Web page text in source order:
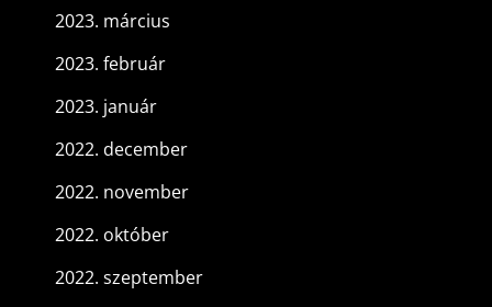
2023. március
2023. február
2023. január
2022. december
2022. november
2022. október
2022. szeptember